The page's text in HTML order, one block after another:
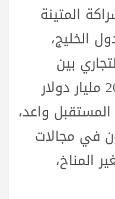
المتينة
الخليج،
بين
الطرفين وصل إلى 204.3 مليار دولار
أن المستقبل واعد،
في مجالات
المناخ،